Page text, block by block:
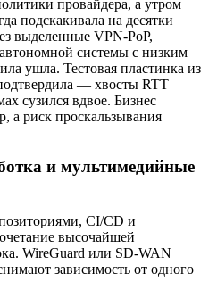
провайдера, а утром
подскакивала на десятки
выделенные VPN-PoP,
системы с низким
ушла. Тестовая пластинка из
— хвосты RTT
сузился вдвое. Бизнес
а риск проскальзывания
и мультимедийные
CI/CD и
высочайшей
WireGuard или SD-WAN
зависимость от одного